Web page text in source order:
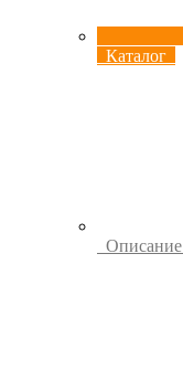
Каталог
Описание